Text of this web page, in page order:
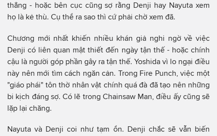
thẳng - hoặc bên cục cũng sợ rằng Denji hay Nayuta xem
họ là kẻ thù. Cụ thể ra sao thì cứ phải chờ xem đã.
Chương mới nhất khiến nhiều khán giả nghi ngờ về việc
Denji có liên quan mật thiết đến ngày tận thế - hoặc chính
cậu là người góp phần gây ra tận thế. Yoshida vì lo ngại điều
này nên mới tìm cách ngăn cản. Trong Fire Punch, việc một
"giáo phái" tôn thờ nhân vật chính quá đà đã tạo nên những
bi kịch đáng sợ. Có lẽ trong Chainsaw Man, điều ấy cũng sẽ
lặp lại chăng.
Nayuta và Denji coi như tạm ổn. Denji chắc sẽ vẫn biến